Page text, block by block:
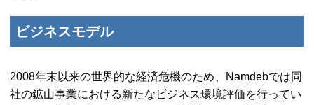
ビジネスモデル
2008年末以来の世界的な経済危機のため、Namdebでは同
社の鉱山事業における新たなビジネス環境評価を行ってい